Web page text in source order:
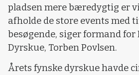
pladsen mere bæredygtig er
afholde de store events med
besøgende, siger formand for
Dyrskue, Torben Povlsen.
Årets fynske dyrskue havde